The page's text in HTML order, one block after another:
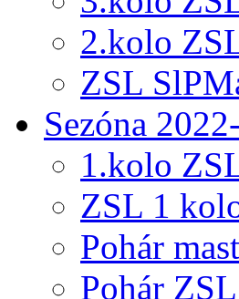
2.kolo
ZSL
Sezóna
1.kolo
ZSL 1
Pohár
Pohár